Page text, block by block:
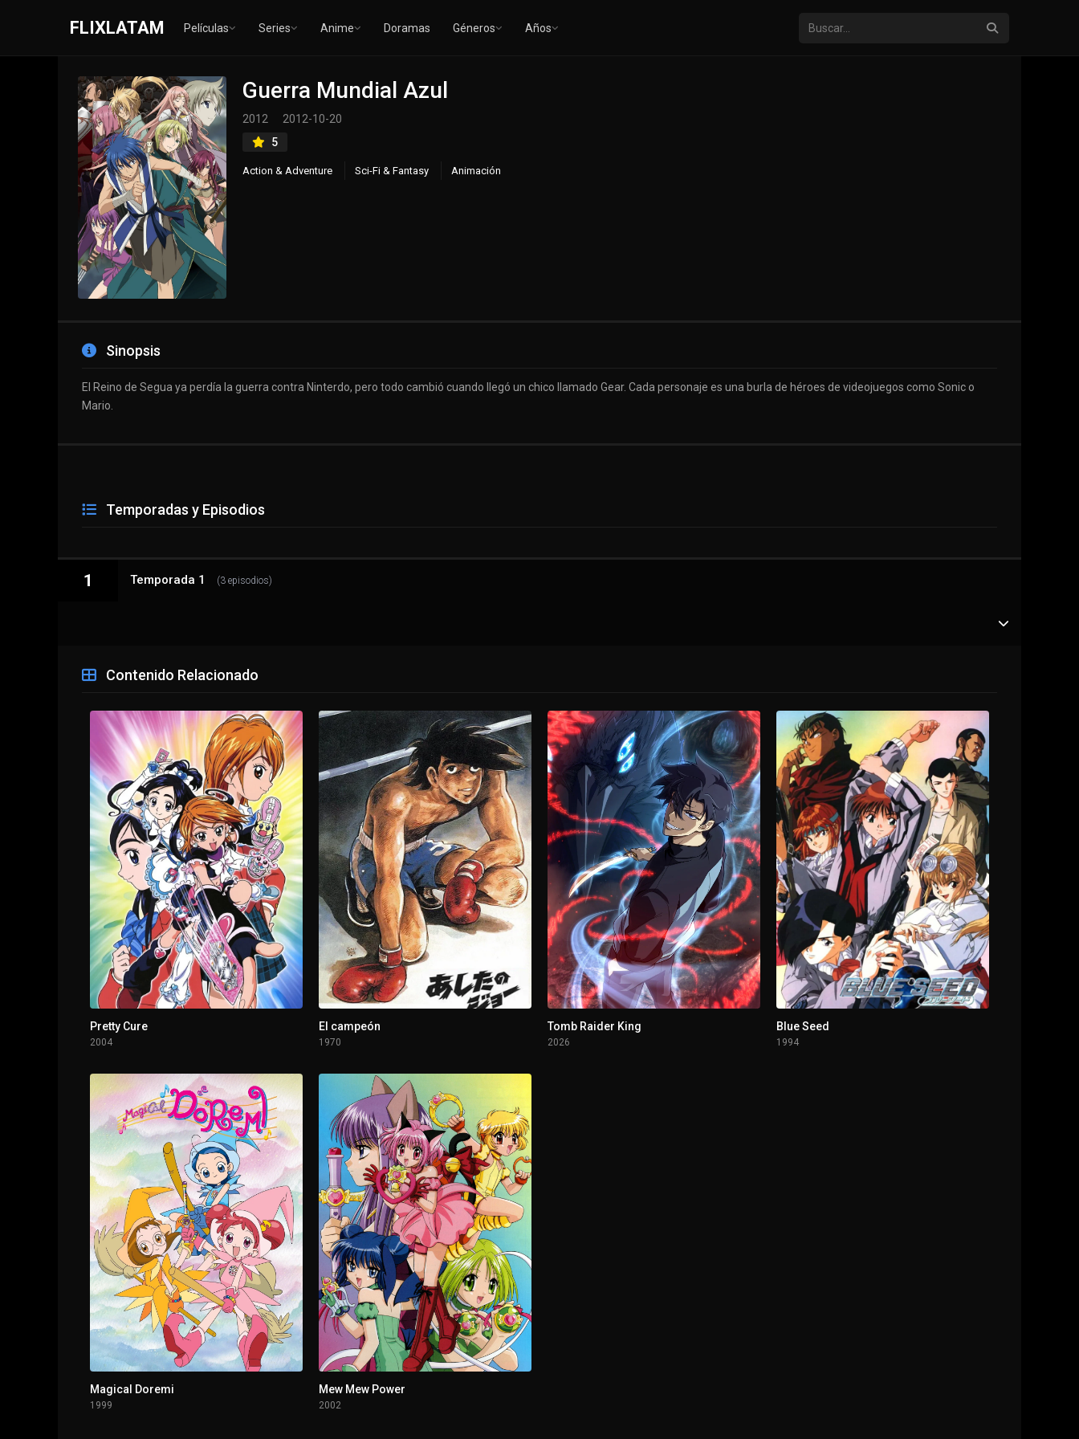
FLIXLATAM Películas Series Anime Doramas Géneros Años
Guerra Mundial Azul
2012
2012-10-20
5
Action & Adventure Sci-Fi & Fantasy Animación
Sinopsis
El Reino de Segua ya perdía la guerra contra Ninterdo, pero todo cambió cuando llegó un chico llamado Gear. Cada personaje es una burla de héroes de videojuegos como Sonic o
Mario.
Temporadas y Episodios
1 Temporada 1 (3 episodios)
1 - 1 Episodio 1
1 - 2 Episodio 2
1 - 3 Episodio 3
Contenido Relacionado
Pretty Cure
2004
El campeón
1970
Tomb Raider King
2026
Blue Seed
1994
Magical Doremi
1999
Mew Mew Power
2002